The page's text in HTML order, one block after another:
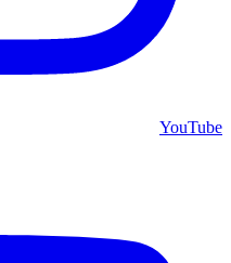
YouTube